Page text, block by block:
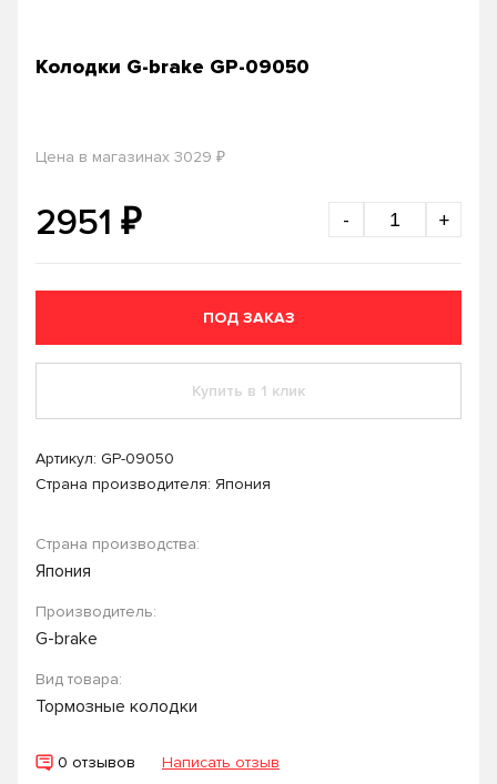
Колодки G-brake GP-09050
Цена в магазинах 3029 ₽
2951 ₽ - +
ПОД ЗАКАЗ
Купить в 1 клик
Артикул: GP-09050
Страна производителя: Япония
Страна производства:
Япония
Производитель:
G-brake
Вид товара:
Тормозные колодки
0 отзывов Написать отзыв